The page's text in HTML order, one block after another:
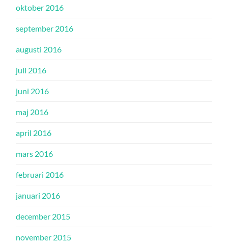
oktober 2016
september 2016
augusti 2016
juli 2016
juni 2016
maj 2016
april 2016
mars 2016
februari 2016
januari 2016
december 2015
november 2015